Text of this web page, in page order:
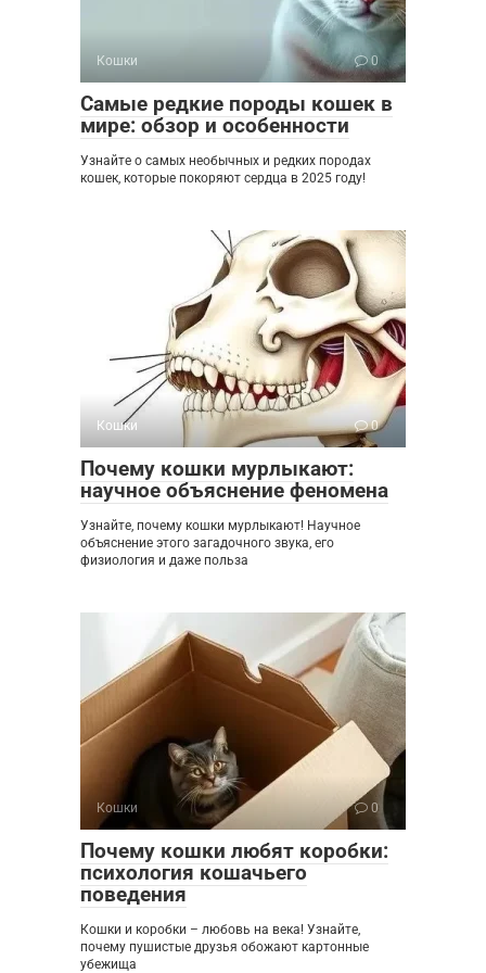
Кошки 0
Самые редкие породы кошек в
мире: обзор и особенности
Узнайте о самых необычных и редких породах
кошек, которые покоряют сердца в 2025 году!
Кошки 0
Почему кошки мурлыкают:
научное объяснение феномена
Узнайте, почему кошки мурлыкают! Научное
объяснение этого загадочного звука, его
физиология и даже польза
Кошки 0
Почему кошки любят коробки:
психология кошачьего
поведения
Кошки и коробки – любовь на века! Узнайте,
почему пушистые друзья обожают картонные
убежища